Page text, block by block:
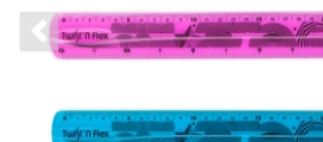
Previous slide